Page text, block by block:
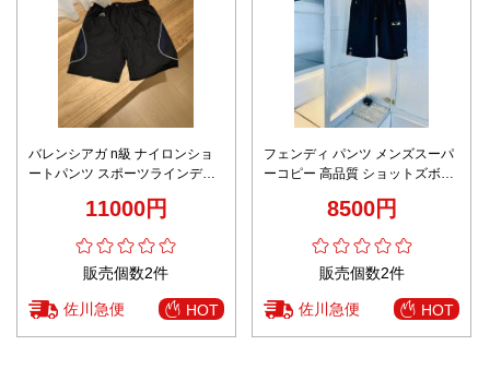
バレンシアガ n級 ナイロンショ
ートパンツ スポーツラインデザ
11000円
販売個数2件
佐川急便 HOT
フェンディ パンツ メンズスーパ
ーコピー 高品質 ショットズボン
8500円
販売個数2件
佐川急便 HOT